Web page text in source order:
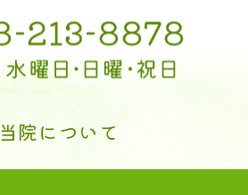
当院について